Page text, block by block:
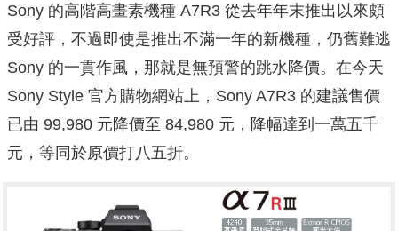
Sony 的高階高畫素機種 A7R3 從去年年末推出以來頗
受好評，不過即使是推出不滿一年的新機種，仍舊難逃
Sony 的一貫作風，那就是無預警的跳水降價。在今天
Sony Style 官方購物網站上，Sony A7R3 的建議售價
已由 99,980 元降價至 84,980 元，降幅達到一萬五千
元，等同於原價打八五折。